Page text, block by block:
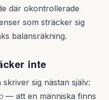
där okontrollerade
som sträcker sig
balansräkning.
inte
sig nästan själv:
— att en människa finns